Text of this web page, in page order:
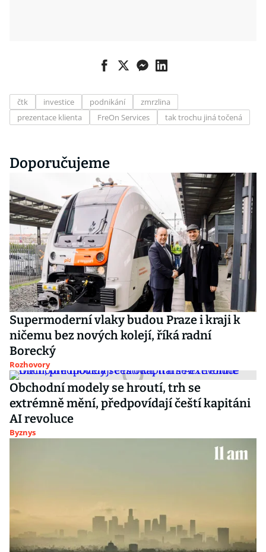
čtk investice podnikání
zmrzlina
prezentace klienta
FreOn Services tak trochu jiná točená
Doporučujeme
Supermoderní vlaky budou Praze i kraji k
ničemu bez nových kolejí, říká radní
Borecký
Rozhovory
Obchodní modely se hroutí, trh se
extrémně mění, předpovídají čeští kapitáni
AI revoluce
Byznys